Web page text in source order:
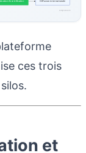
& certification Diffusion internationale
coreprose.com
ces trois
et